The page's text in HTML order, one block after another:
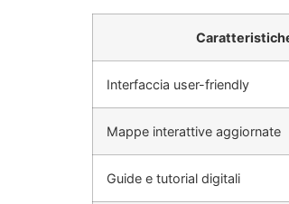
Interfaccia user-friendly
Mappe interattive aggiornate
Guide e tutorial digitali